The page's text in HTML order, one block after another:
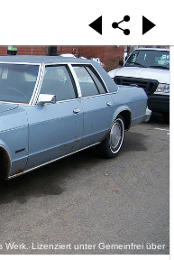
Werk. Lizenziert unter Gemeinfrei über
commons.wikimedia.org/wiki/File:79-